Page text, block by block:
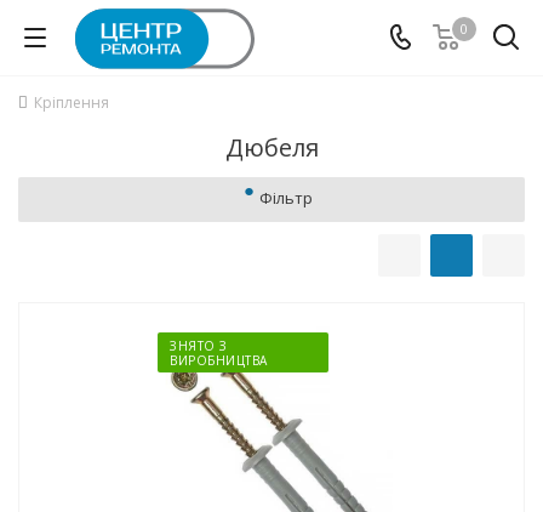
0
Кріплення
Дюбеля
Фільтр
ЗНЯТО З
ВИРОБНИЦТВА